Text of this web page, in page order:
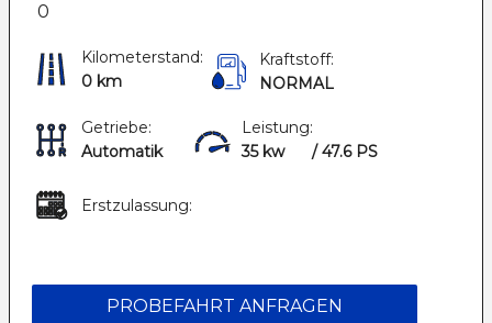
0
Kilometerstand:
0 km
Kraftstoff:
NORMAL
Getriebe:
Automatik
Leistung:
35 kw
/ 47.6 PS
Erstzulassung:
PROBEFAHRT ANFRAGEN